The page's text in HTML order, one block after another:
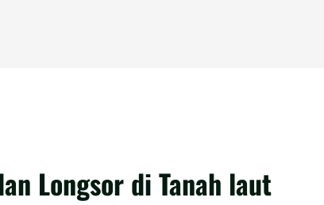
Longsor di Tanah laut